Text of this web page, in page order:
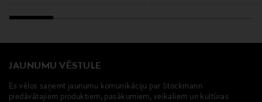
JAUNUMU VĒSTULE
Es vēlos saņemt jaunumu komunikāciju par Stockmann
piedāvātajiem produktiem, pasākumiem, veikaliem un kultūras